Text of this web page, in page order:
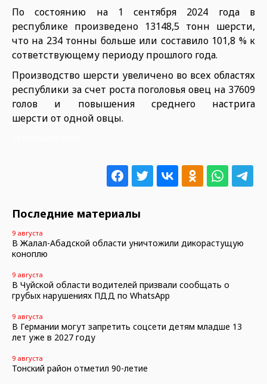
По состоянию на 1 сентября 2024 года в
республике произведено 13148,5 тонн шерсти,
что на 234 тонны больше или составило 101,8 % к
сответствующему периоду прошлого года.
Производство шерсти увеличено во всех областях
республики за счет роста поголовья овец на 37609
голов и повышения среднего настрига
шерсти от одной овцы.
Последние материалы
9 августа
В Жалал-Абадской области уничтожили дикорастущую
коноплю
9 августа
В Чуйской области водителей призвали сообщать о
грубых нарушениях ПДД по WhatsApp
9 августа
В Германии могут запретить соцсети детям младше 13
лет уже в 2027 году
9 августа
Тонский район отметил 90-летие